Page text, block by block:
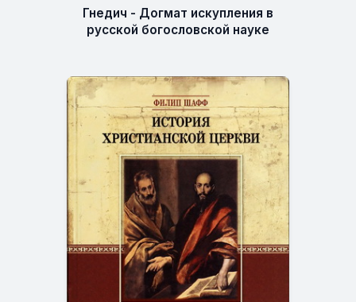
Гнедич - Догмат искупления в
русской богословской науке